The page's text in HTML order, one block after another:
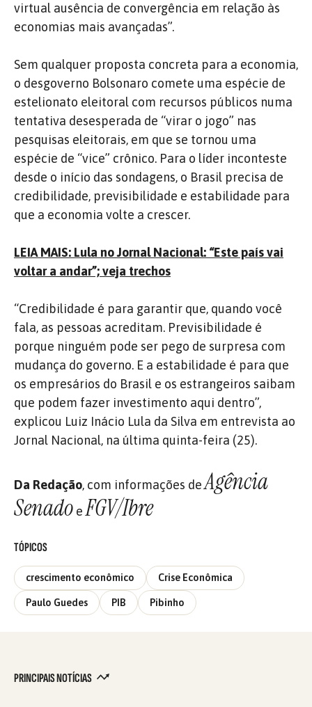
virtual ausência de convergência em relação às
economias mais avançadas”.
Sem qualquer proposta concreta para a economia,
o desgoverno Bolsonaro comete uma espécie de
estelionato eleitoral com recursos públicos numa
tentativa desesperada de “virar o jogo” nas
pesquisas eleitorais, em que se tornou uma
espécie de “vice” crônico. Para o líder inconteste
desde o início das sondagens, o Brasil precisa de
credibilidade, previsibilidade e estabilidade para
que a economia volte a crescer.
LEIA MAIS: Lula no Jornal Nacional: “Este país vai
voltar a andar”; veja trechos
“Credibilidade é para garantir que, quando você
fala, as pessoas acreditam. Previsibilidade é
porque ninguém pode ser pego de surpresa com
mudança do governo. E a estabilidade é para que
os empresários do Brasil e os estrangeiros saibam
que podem fazer investimento aqui dentro”,
explicou Luiz Inácio Lula da Silva em entrevista ao
Jornal Nacional, na última quinta-feira (25).
Da Redação, com informações deAgência
Senado e FGV/Ibre
TÓPICOS
crescimento econômico Crise Econômica
Paulo Guedes PIB Pibinho
PRINCIPAIS NOTÍCIAS